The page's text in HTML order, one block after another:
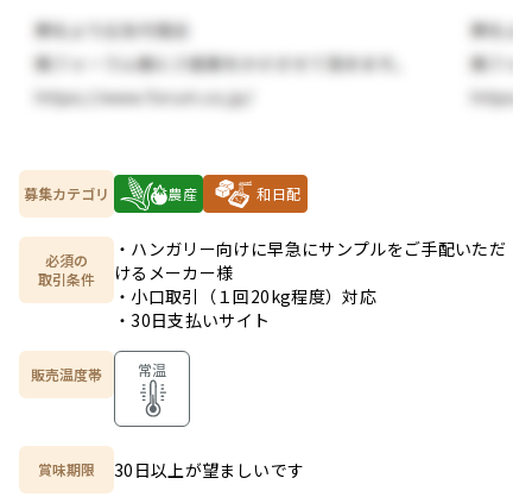
募集カテゴリ 農産 和日配
必須の
取引条件
・ハンガリー向けに早急にサンプルをご手配いただ
けるメーカー様
・小口取引（１回20kg程度）対応
・30日支払いサイト
販売温度帯 常温
賞味期限 30日以上が望ましいです